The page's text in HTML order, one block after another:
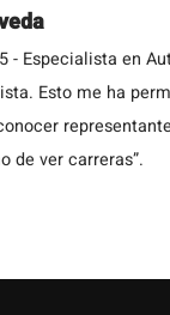
- Especialista en
Esto me ha
de ver carreras”.